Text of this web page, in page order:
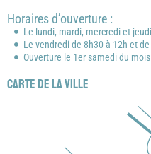
Horaires d’ouverture :
Le lundi, mardi, mercredi et
Le vendredi de 8h30 à 12h et
Ouverture le 1er samedi du
Carte de la ville